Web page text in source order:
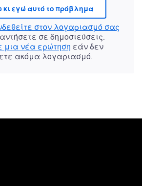
κι εγώ αυτό το πρόβλημα
στον λογαριασμό σας
σε δημοσιεύσεις.
μια νέα ερώτηση εάν δεν
ακόμα λογαριασμό.